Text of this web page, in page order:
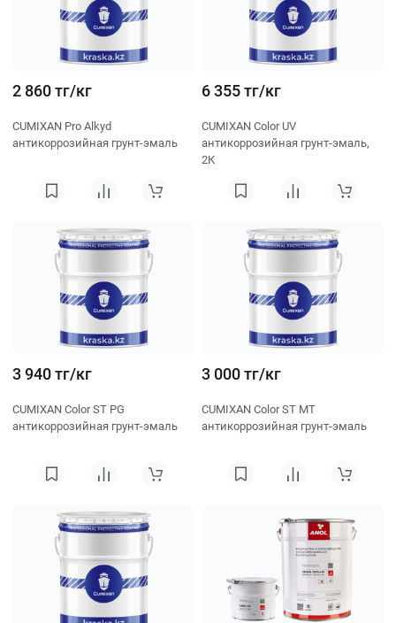
2 860 тг/кг
CUMIXAN Pro Alkyd
антикоррозийная грунт-эмаль
6 355 тг/кг
CUMIXAN Color UV
антикоррозийная грунт-эмаль,
2К
3 940 тг/кг
CUMIXAN Color ST PG
антикоррозийная грунт-эмаль
3 000 тг/кг
CUMIXAN Color ST MT
антикоррозийная грунт-эмаль